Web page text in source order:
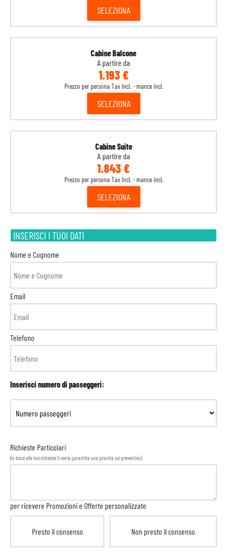
SELEZIONA
Cabine Balcone
A partire da
1.193 €
Prezzo per persona Tax Incl. - mance incl.
SELEZIONA
Cabine Suite
A partire da
1.843 €
Prezzo per persona Tax Incl. - mance incl.
SELEZIONA
INSERISCI I TUOI DATI
Nome e Cognome
Email
Telefono
Inserisci numero di passeggeri:
Richieste Particolari
(in base alle tue richieste ti verrà garantita una priorità sul preventivo)
per ricevere Promozioni e Offerte personalizzate
Presto il consenso Non presto il consenso